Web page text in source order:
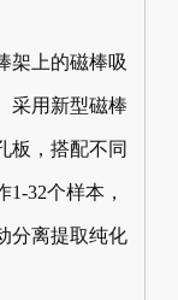
上的磁棒吸
采用新型磁棒
板，搭配不同
32个样本，
分离提取纯化